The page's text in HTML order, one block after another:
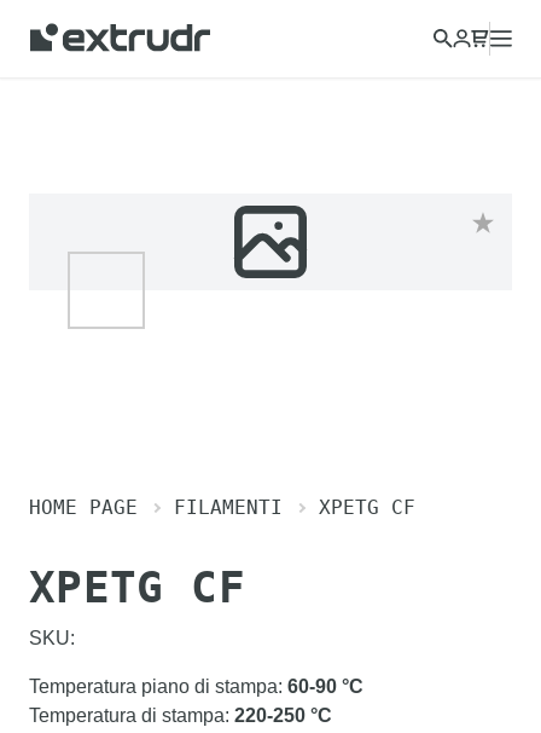
HOME PAGE FILAMENTI XPETG CF
XPETG CF
SKU:
Temperatura piano di stampa: 60-90 °C
Temperatura di stampa: 220-250 °C